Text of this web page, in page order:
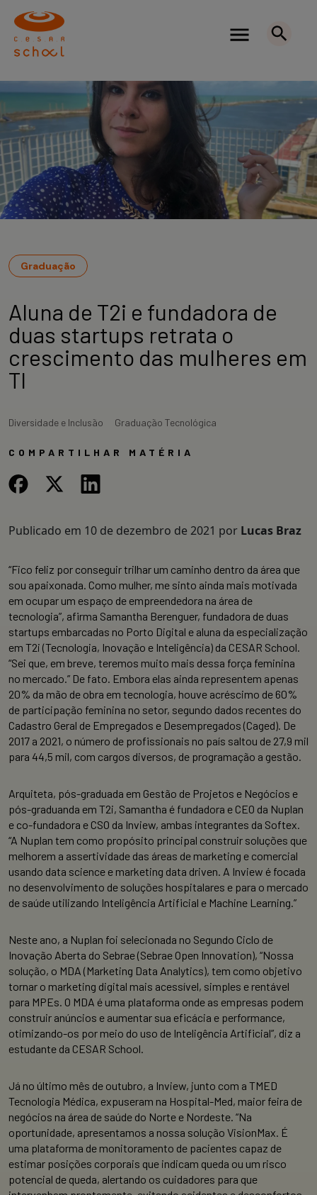
Graduação
Aluna de T2i e fundadora de
duas startups retrata o
crescimento das mulheres em
TI
Diversidade e Inclusão Graduação Tecnológica
COMPARTILHAR MATÉRIA
Publicado em 10 de dezembro de 2021 por Lucas Braz
“Fico feliz por conseguir trilhar um caminho dentro da área que
sou apaixonada. Como mulher, me sinto ainda mais motivada
em ocupar um espaço de empreendedora na área de
tecnologia”, afirma Samantha Berenguer, fundadora de duas
startups embarcadas no Porto Digital e aluna da especialização
em T2i (Tecnologia, Inovação e Inteligência) da CESAR School.
“Sei que, em breve, teremos muito mais dessa força feminina
no mercado.” De fato. Embora elas ainda representem apenas
20% da mão de obra em tecnologia, houve acréscimo de 60%
de participação feminina no setor, segundo dados recentes do
Cadastro Geral de Empregados e Desempregados (Caged). De
2017 a 2021, o número de profissionais no país saltou de 27,9 mil
para 44,5 mil, com cargos diversos, de programação a gestão.
Arquiteta, pós-graduada em Gestão de Projetos e Negócios e
pós-graduanda em T2i, Samantha é fundadora e CEO da Nuplan
e co-fundadora e CSO da Inview, ambas integrantes da Softex.
“A Nuplan tem como propósito principal construir soluções que
melhorem a assertividade das áreas de marketing e comercial
usando data science e marketing data driven. A Inview é focada
no desenvolvimento de soluções hospitalares e para o mercado
de saúde utilizando Inteligência Artificial e Machine Learning.”
Neste ano, a Nuplan foi selecionada no Segundo Ciclo de
Inovação Aberta do Sebrae (Sebrae Open Innovation), “Nossa
solução, o MDA (Marketing Data Analytics), tem como objetivo
tornar o marketing digital mais acessível, simples e rentável
para MPEs. O MDA é uma plataforma onde as empresas podem
construir anúncios e aumentar sua eficácia e performance,
otimizando-os por meio do uso de Inteligência Artificial”, diz a
estudante da CESAR School.
Já no último mês de outubro, a Inview, junto com a TMED
Tecnologia Médica, expuseram na Hospital-Med, maior feira de
negócios na área de saúde do Norte e Nordeste. “Na
oportunidade, apresentamos a nossa solução VisionMax. É
uma plataforma de monitoramento de pacientes capaz de
estimar posições corporais que indicam queda ou um risco
potencial de queda, alertando os cuidadores para que